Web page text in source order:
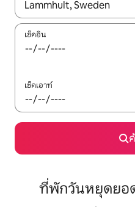
ใช้ลูกศรขึ้นลง หรือใช้การสัม
เช็คอิน
เช็คเอาท์
ที่พักวันหยุดยอ